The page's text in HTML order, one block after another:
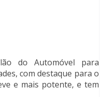
do Automóvel para
com destaque para o
e mais potente, e tem